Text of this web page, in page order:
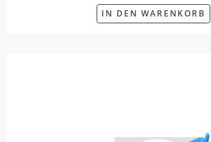
IN DEN WARENKORB